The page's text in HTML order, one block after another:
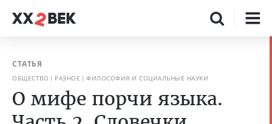
СТАТЬЯ
ОБЩЕСТВО РАЗНОЕ ФИЛОСОФИЯ И СОЦИАЛЬНЫЕ НАУКИ
О мифе порчи языка.